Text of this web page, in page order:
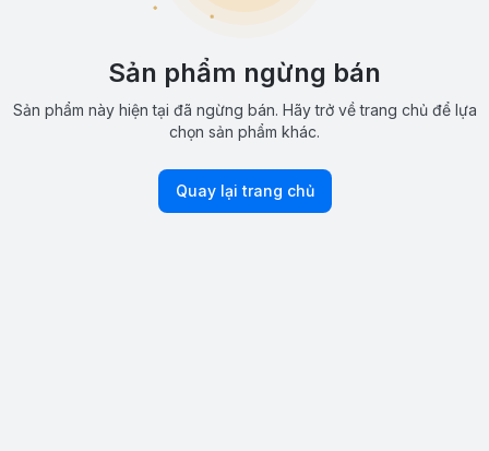
Sản phẩm ngừng bán
Sản phẩm này hiện tại đã ngừng bán. Hãy trở về trang chủ để lựa
chọn sản phẩm khác.
Quay lại trang chủ